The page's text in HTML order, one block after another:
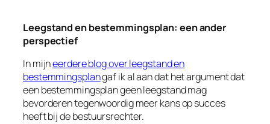
Leegstand en bestemmingsplan: een ander
perspectief
In mijneerdere blog over leegstand en
bestemmingsplangaf ik al aan dat het argument dat
een bestemmingsplan geen leegstand mag
bevorderen tegenwoordig meer kans op succes
heeft bij de bestuursrechter.